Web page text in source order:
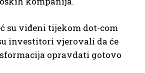
su viđeni tijekom dot-com
investitori vjerovali da će
opravdati gotovo